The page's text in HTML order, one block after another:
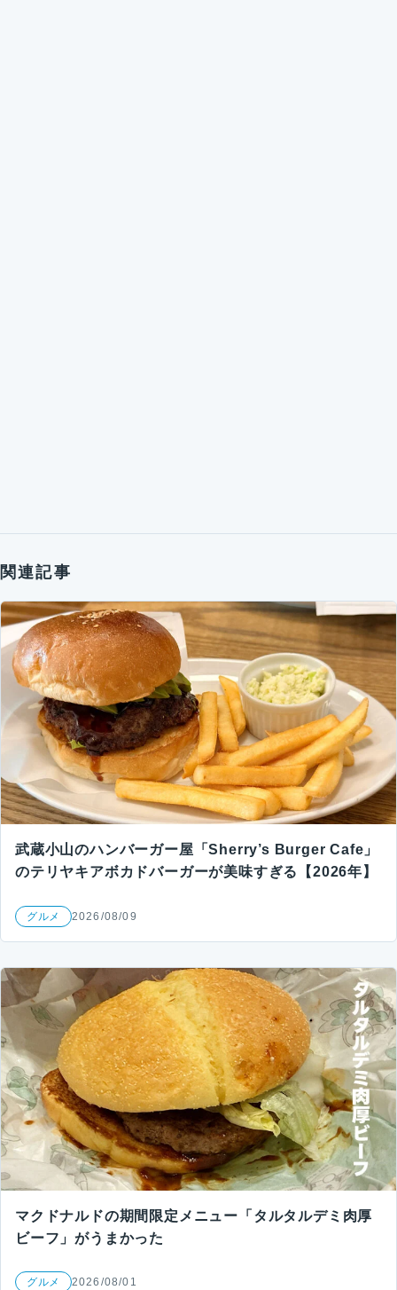
関連記事
武蔵小山のハンバーガー屋「Sherry’s Burger Cafe」
のテリヤキアボカドバーガーが美味すぎる【2026年】
グルメ 2026/08/09
マクドナルドの期間限定メニュー「タルタルデミ肉厚
ビーフ」がうまかった
グルメ 2026/08/01